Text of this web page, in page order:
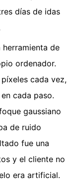
días de idas
herramienta de
ordenador.
cada vez,
cada paso.
gaussiano
de ruido
fue una
y el cliente no
era artificial.